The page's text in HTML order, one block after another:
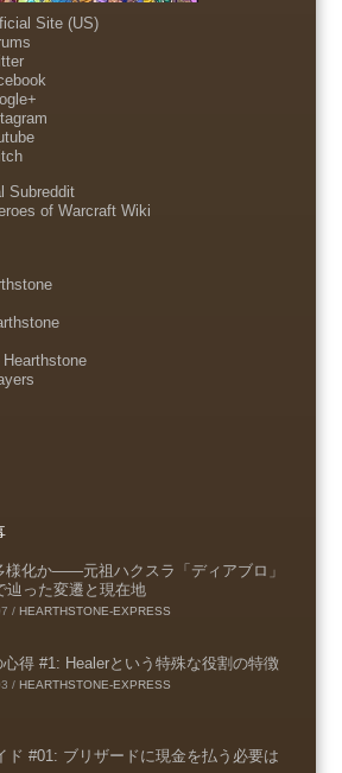
Site (US)
Subreddit
of Warcraft Wiki
様化か――元祖ハクスラ「ディアブロ」
辿った変遷と現在地
/ HEARTHSTONE-EXPRESS
心得 #1: Healerという特殊な役割の特徴
/ HEARTHSTONE-EXPRESS
ド #01: ブリザードに現金を払う必要は